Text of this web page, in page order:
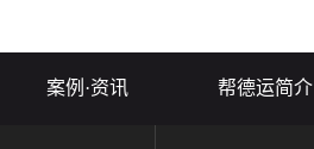
案例·资讯 帮德运简介